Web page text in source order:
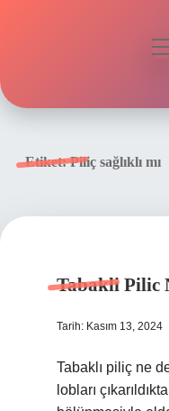
Etiket:Piliç sağlıklı mı
Tabakli Pilic
Tarih: Kasım 13, 2024
Tabaklı piliç ne
lobları